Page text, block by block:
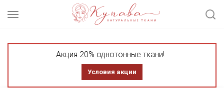
Акция 20% однотонные ткани!
Условия акции